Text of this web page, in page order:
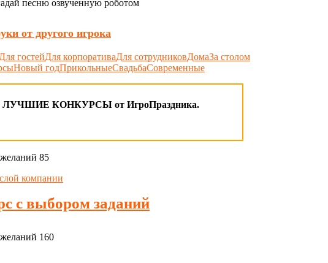
от другого игрока
Для гостейДля корпоративаДля сотрудниковДомаЗа столом
Новый годПрикольныеСвадьбаСовременные
ЛУЧШИЕ КОНКУРСЫ от ИгроПраздника.
85
с выбором заданий
160